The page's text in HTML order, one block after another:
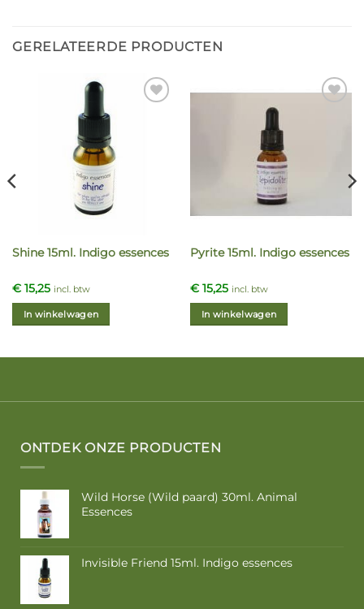
GERELATEERDE PRODUCTEN
Shine 15ml. Indigo essences
€15,25 incl. btw
In winkelwagen
Pyrite 15ml. Indigo essences
€15,25 incl. btw
In winkelwagen
ONTDEK ONZE PRODUCTEN
Wild Horse (Wild paard) 30ml. Animal
Essences
Invisible Friend 15ml. Indigo essences